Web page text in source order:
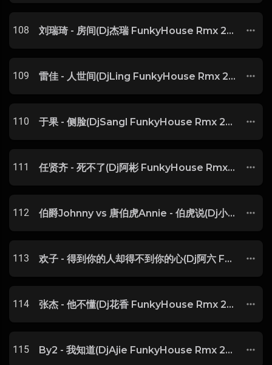
108 刘瑞琦 - 房间(Dj杰瑞 FunkyHouse Rmx 2025) -
109 雷佳 - 人世间(DjLing FunkyHouse Rmx 2025) -
110 于果 - 侧脸(DjSangl FunkyHouse Rmx 2025) -
111 任贤齐 - 死不了(Dj阿彬 FunkyHouse Rmx 2025) -
112 伯爵Johnny vs 唐伯虎Annie - 伯虎说(Dj小瑾 FunkyHouse Rmx 2025) -
113 欢子 - 得到你的人却得不到你的心(Dj阿六 FunkyHouse Rmx 2025) -
114 张杰 - 他不懂(Dj花香 FunkyHouse Rmx 2025) -
115 By2 - 我知道(DjAjie FunkyHouse Rmx 2025) -